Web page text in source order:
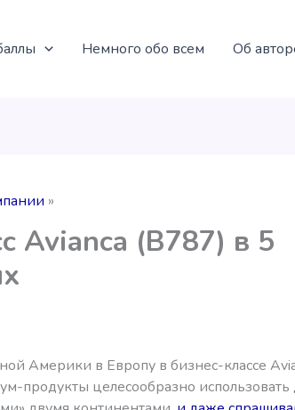
Немного обо всем Об
Avianca (B787) в 5
Америки в Европу в бизнес-классе
продукты целесообразно использовать